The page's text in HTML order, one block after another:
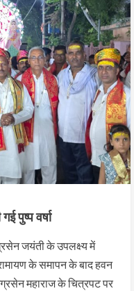
पुष्प वर्षा
जयंती के उपलक्ष्य में
के समापन के बाद हवन
महाराज के चित्रपट पर